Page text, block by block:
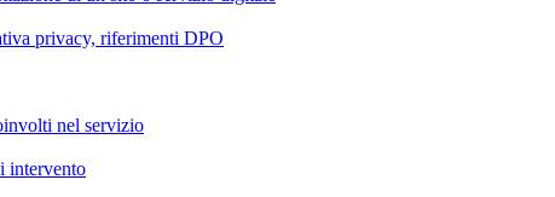
privacy, riferimenti DPO
nel servizio
intervento